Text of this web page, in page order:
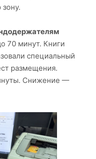
70 минут. Книги
специальный
размещения.
Снижение —